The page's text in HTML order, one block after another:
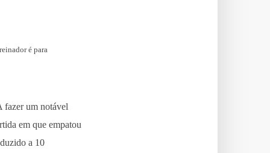
é para
fazer um notável
em que empatou
a 10